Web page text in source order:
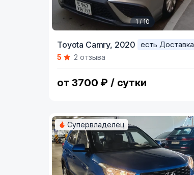
of
1 / 10
Toyota Camry, 2020
есть Доставка
5
2 отзыва
от 3700 ₽ / сутки
Супервладелец